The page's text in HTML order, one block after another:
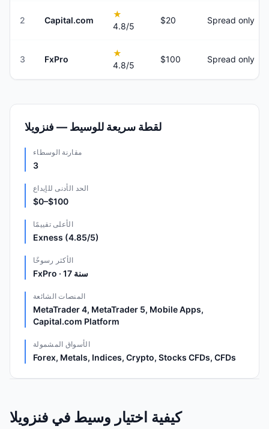
2 Capital.com
★
4.8/5
$20 Spread only
3 FxPro
★
4.8/5
$100 Spread only
لقطة سريعة للوسيط — فنزويلا
مقارنة الوسطاء
3
الحد الأدنى للإيداع
$0–$100
الأعلى تقييمًا
Exness (4.85/5)
الأكثر رسوخًا
FxPro · 17 سنة
المنصات الشائعة
MetaTrader 4, MetaTrader 5, Mobile Apps,
Capital.com Platform
الأسواق المشمولة
Forex, Metals, Indices, Crypto, Stocks CFDs, CFDs
كيفية اختيار وسيط في فنزويلا